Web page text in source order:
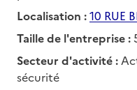
Localisation :10 RUE
Taille de l'entreprise :
Secteur d'activité :
sécurité